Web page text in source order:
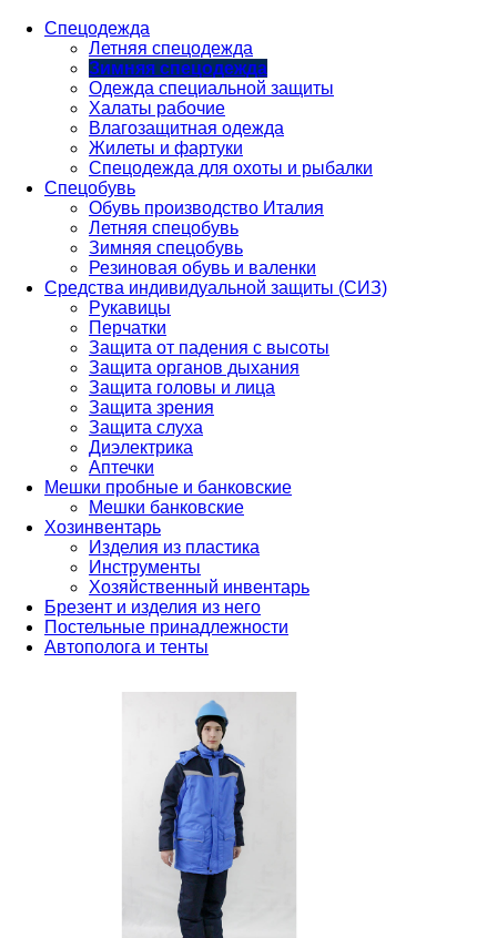
Спецодежда
Летняя спецодежда
Зимняя спецодежда
Одежда специальной защиты
Халаты рабочие
Влагозащитная одежда
Жилеты и фартуки
Спецодежда для охоты и рыбалки
Спецобувь
Обувь производство Италия
Летняя спецобувь
Зимняя спецобувь
Резиновая обувь и валенки
Средства индивидуальной защиты (СИЗ)
Рукавицы
Перчатки
Защита от падения с высоты
Защита органов дыхания
Защита головы и лица
Защита зрения
Защита слуха
Диэлектрика
Аптечки
Мешки пробные и банковские
Мешки банковские
Хозинвентарь
Изделия из пластика
Инструменты
Хозяйственный инвентарь
Брезент и изделия из него
Постельные принадлежности
Автополога и тенты